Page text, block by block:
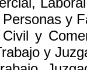
y
y
y